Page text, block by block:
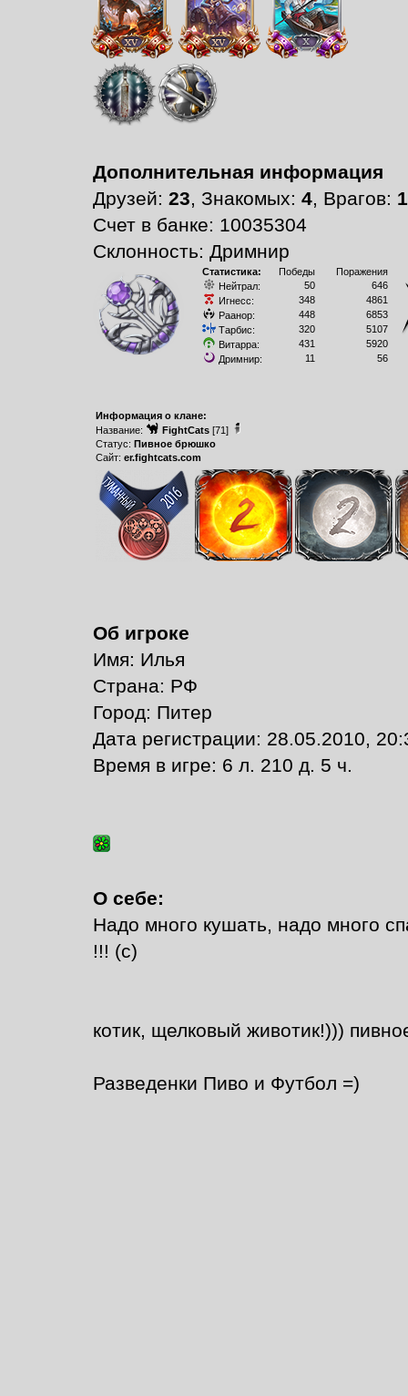
Дополнительная информация
Друзей: 23, Знакомых: 4, Врагов: 1
Счет в банке: 10035304
Склонность: Дримнир
Статистика: Победы
Поражения
Нейтрал:
50
646
Игнесс:
348
4861
Раанор:
448
6853
Тарбис:
320
5107
Витарра:
431
5920
Дримнир:
11 56
Информация о клане:
Название:
FightCats[71]
Статус: Пивное брюшко
Сайт: er.fightcats.com
Об игроке
Имя: Илья
Страна: РФ
Город: Питер
Дата регистрации: 28.05.2010,
Время в игре: 6 л. 210 д. 5 ч.
О себе:
Надо много кушать, надо много
!!! (с)
котик, щелковый животик!)))
Разведенки Пиво и Футбол =)